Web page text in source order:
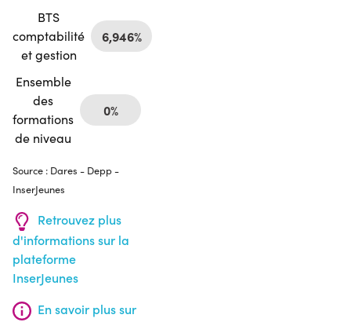
BTS
comptabilité
et gestion
6,946%
Ensemble
des
formations
de niveau
0%
Source : Dares - Depp -
InserJeunes
Retrouvez plus
d'informations sur la
plateforme
InserJeunes
En savoir plus sur